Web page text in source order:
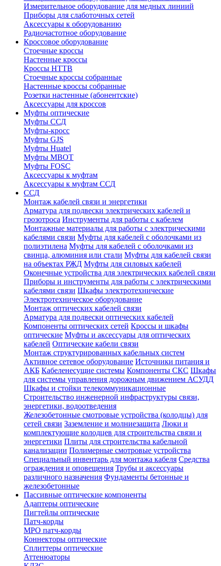
Измерительное оборудование для медных линиий
Приборы для слаботочных сетей
Аксессуары к оборудованию
Радиочастотное оборудование
Кроссовое оборудование
Стоечные кроссы
Настенные кроссы
Кроссы HTTB
Стоечные кроссы собранные
Настенные кроссы собранные
Розетки настенные (абонентские)
Аксессуары для кроссов
Муфты оптические
Муфты ССД
Муфты-кросс
Муфты GJS
Муфты Huatel
Муфты МВОТ
Муфты FOSC
Аксессуары к муфтам
Аксессуары к муфтам ССД
ССД
Монтаж кабелей связи и энергетики
Арматура для подвески электрических кабелей и
грозотроса Инструменты для работы с кабелем
Монтажные материалы для работы с электрическими
кабелями связи Муфты для кабелей с оболочками из
полиэтилена Муфты для кабелей с оболочками из
свинца, алюминия или стали Муфты для кабелей связи
на объектах РЖД Муфты для силовых кабелей
Оконечные устройства для электрических кабелей связи
Приборы и инструменты для работы с электрическими
кабелями связи Шкафы электротехнические
Электротехническое оборудование
Монтаж оптических кабелей связи
Арматура для подвески оптических кабелей
Компоненты оптических сетей Кроссы и шкафы
оптические Муфты и аксессуары для оптических
кабелей Оптические кабели связи
Монтаж структурированных кабельных систем
Активное сетевое оборудование Источники питания и
АКБ Кабеленесущие системы Компоненты СКС Шкафы
для системы управления дорожным движением АСУДД
Шкафы и стойки телекоммуникационные
Строительство инженерной инфраструктуры связи,
энергетики, водоотведения
Железобетонные смотровые устройства (колодцы) для
сетей связи Заземление и молниезащита Люки и
комплектующие колодцев для строительства связи и
энергетики Плиты для строительства кабельной
канализации Полимерные смотровые устройства
Специальный инвентарь для монтажа кабеля Средства
ограждения и оповещения Трубы и аксессуары
различного назначения Фундаменты бетонные и
железобетонные
Пассивные оптические компоненты
Адаптеры оптические
Пигтейлы оптические
Патч-корды
MPO патч-корды
Коннекторы оптические
Сплиттеры оптические
Аттенюаторы